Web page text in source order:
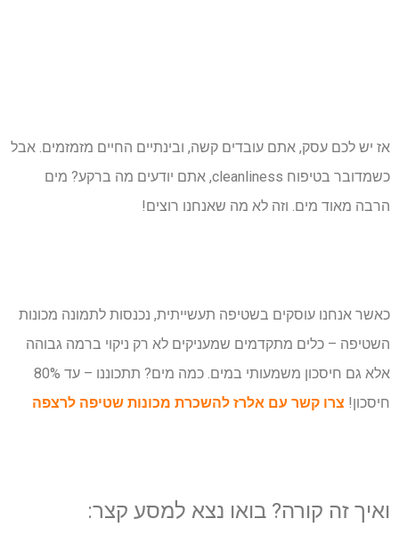
אז יש לכם עסק, אתם עובדים קשה, ובינתיים החיים מזמזמים. אבל
כשמדובר בטיפוח cleanliness, אתם יודעים מה ברקע? מים
הרבה מאוד מים. וזה לא מה שאנחנו רוצים!
כאשר אנחנו עוסקים בשטיפה תעשייתית, נכנסות לתמונה מכונות
השטיפה – כלים מתקדמים שמעניקים לא רק ניקוי ברמה גבוהה
אלא גם חיסכון משמעותי במים. כמה מים? תתכוננו – עד 80%
חיסכון! צרו קשר עם אלרז להשכרת מכונות שטיפה לרצפה
ואיך זה קורה? בואו נצא למסע קצר: